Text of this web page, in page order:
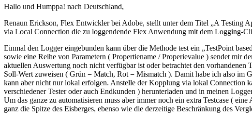
Hallo und Humppa! nach Deutschland,
Renaun Erickson, Flex Entwickler bei Adobe, stellt unter dem Titel „A Testing
via Local Connection die zu loggendende Flex Anwendung mit dem Logging-
Einmal den Logger eingebunden kann über die Methode test ein „TestPoint
sowie eine Reihe von Parametern ( Propertiename / Properievalue ) sendet
aktuellen Auswertung noch nicht verfügbar ist oder betrachtet den
Soll-Wert zuweisen ( Grün = Match, Rot = Mismatch ). Damit habe ich also im
kann aber nicht nur lokal erfolgen. Anstelle der Kopplung via lokal Connection
verschiedener Tester oder auch Endkunden ) herunterladen und in meinen
Um das ganze zu automatisieren muss aber immer noch ein extra Testcase (
ganz die Spitze des Eisberges, ebenso wie die derzeitige Beschränkung des